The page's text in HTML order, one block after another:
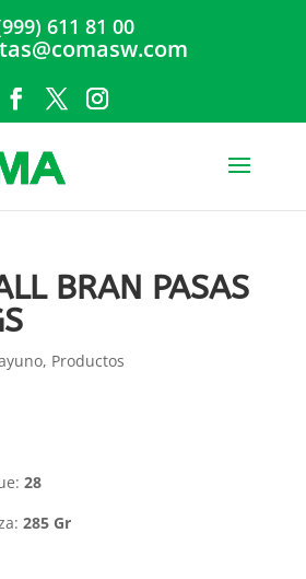
611 81 00
BRAN PASAS
, Productos
28
285 Gr